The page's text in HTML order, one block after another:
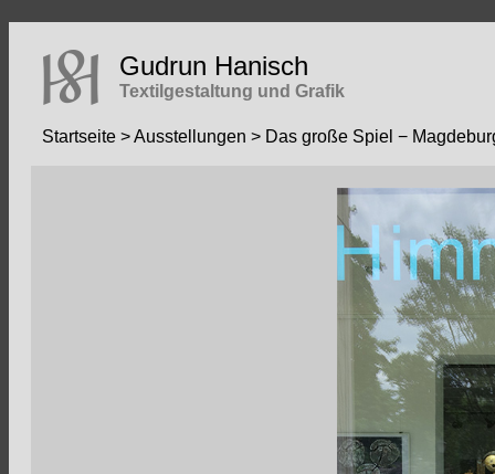
Gudrun Hanisch
Textilgestaltung und Grafik
Startseite >Ausstellungen > Das große Spiel −